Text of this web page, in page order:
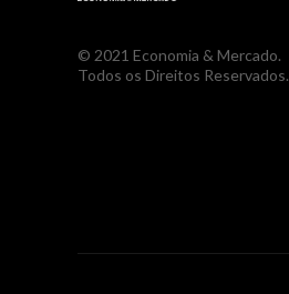
© 2021 Economia & Mercado.
Todos os Direitos Reservados.